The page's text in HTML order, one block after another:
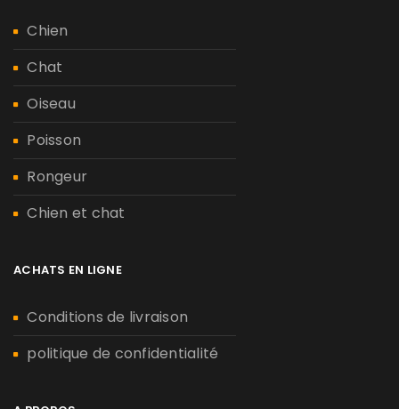
Chien
Chat
Oiseau
Poisson
Rongeur
Chien et chat
ACHATS EN LIGNE
Conditions de livraison
politique de confidentialité